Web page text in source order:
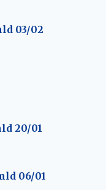
03/02
20/01
06/01